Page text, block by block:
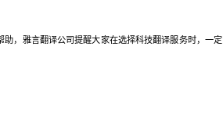
，雅言翻译公司提醒大家在选择科技翻译服务时，一定